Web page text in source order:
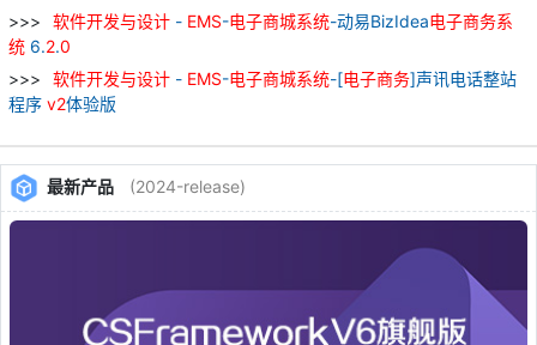
软件开发与设计 - EMS-电子商城系统-动易BizIdea电子商务系
统 6.2.0
软件开发与设计 - EMS-电子商城系统-[电子商务]声讯电话整站
程序 v2体验版
最新产品 (2024-release)